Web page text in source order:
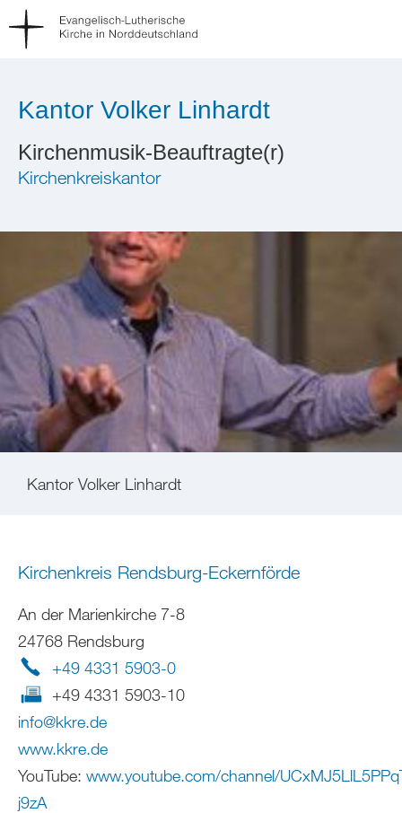
Kantor Volker Linhardt
Kirchenmusik-Beauftragte(r)
Kirchenkreiskantor
Kantor Volker Linhardt
Kirchenkreis Rendsburg-Eckernförde
An der Marienkirche 7-8
24768 Rendsburg
+49 4331 5903-0
+49 4331 5903-10
info@kkre.de
www.kkre.de
YouTube: www.youtube.com/channel/
j9zA